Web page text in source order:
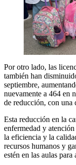
Por otro lado, las
también han
septiembre,
nuevamente a 464 en
de reducción, con
Esta reducción en la
enfermedad y
la eficiencia y la
recursos humanos y
estén en las aulas